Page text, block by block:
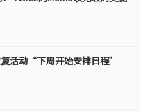
复活动“下周开始安排日程”